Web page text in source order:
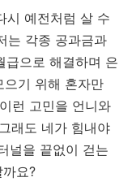
시 예전처럼 살 수
는 각종 공과금과
급으로 해결하며 은
으기 위해 혼자만
런 고민을 언니와
래도 네가 힘내야
널을 끝없이 걷는
요?